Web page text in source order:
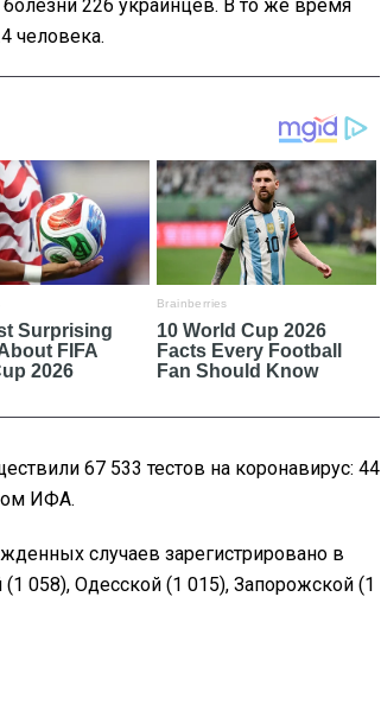
226 украинцев. В то же время
человека.
67 533 тестов на коронавирус: 44
ИФА.
случаев зарегистрировано в
058), Одесской (1 015), Запорожской (1